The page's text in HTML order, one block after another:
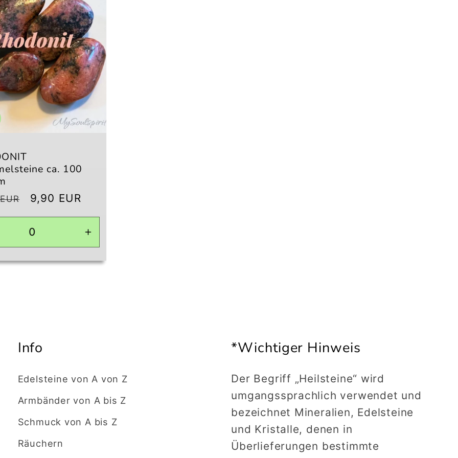
ca. 100
Verkaufspreis
9,90 EUR
Erhöhe
die
Menge
Info
Edelsteine von A von Z
Armbänder von A bis Z
Schmuck von A bis Z
Räuchern
*Wichtiger Hinweis
Der Begriff „Heilsteine“ wird
umgangssprachlich verwendet und
bezeichnet Mineralien, Edelsteine
und Kristalle, denen in
Überlieferungen bestimmte